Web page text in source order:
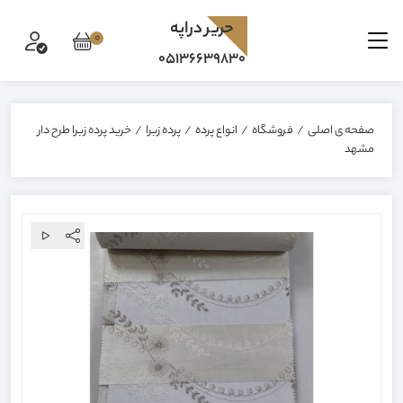
0 حرير دراپه
05136639830
صفحه ی اصلی / فروشگاه / انواع پرده / پرده زبرا / خرید پرده زبرا طرح دار
مشهد